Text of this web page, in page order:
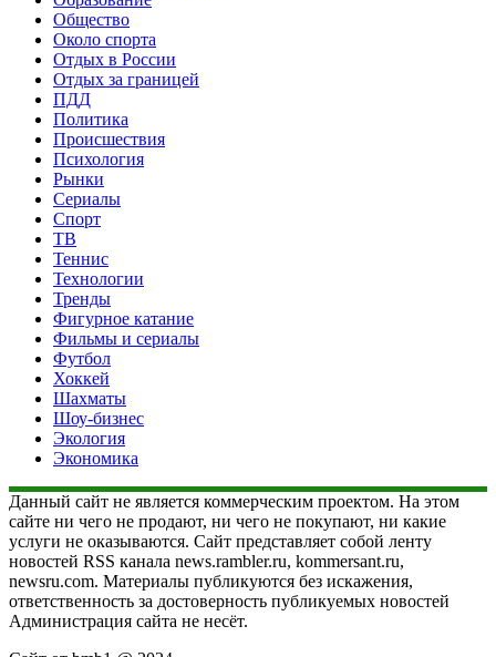
Общество
Около спорта
Отдых в России
Отдых за границей
ПДД
Политика
Происшествия
Психология
Рынки
Сериалы
Спорт
ТВ
Теннис
Технологии
Тренды
Фигурное катание
Фильмы и сериалы
Футбол
Хоккей
Шахматы
Шоу-бизнес
Экология
Экономика
Данный сайт не является коммерческим проектом. На этом
сайте ни чего не продают, ни чего не покупают, ни какие
услуги не оказываются. Сайт представляет собой ленту
новостей RSS канала news.rambler.ru, kommersant.ru,
newsru.com. Материалы публикуются без искажения,
ответственность за достоверность публикуемых новостей
Администрация сайта не несёт.